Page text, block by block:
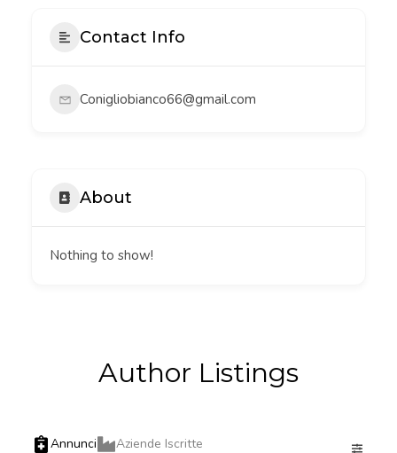
Contact Info
Conigliobianco66@gmail.com
About
Nothing to show!
Author Listings
Annunci Aziende Iscritte